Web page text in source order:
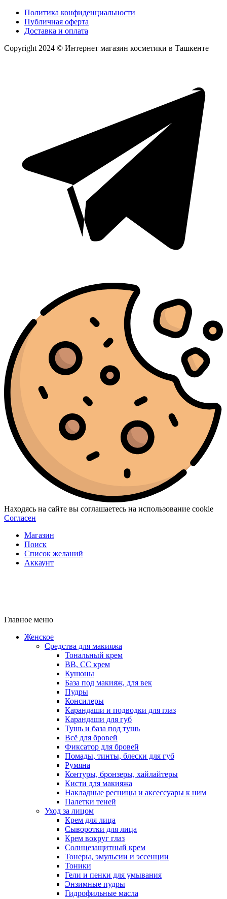
Политика конфиденциальности
Публичная оферта
Доставка и оплата
Copyright 2024 © Интернет магазин косметики в Ташкенте
Находясь на сайте вы соглашаетесь на использование cookie
Согласен
Магазин
Поиск
Список желаний
Аккаунт
Главное меню
Женское
Средства для макияжа
Тональный крем
BB, CC крем
Кушоны
База под макияж, для век
Пудры
Консилеры
Карандаши и подводки для глаз
Карандаши для губ
Тушь и база под тушь
Всё для бровей
Фиксатор для бровей
Помады, тинты, блески для губ
Румяна
Контуры, бронзеры, хайлайтеры
Кисти для макияжа
Накладные ресницы и аксессуары к ним
Палетки теней
Уход за лицом
Крем для лица
Сыворотки для лица
Крем вокруг глаз
Солнцезащитный крем
Тонеры, эмульсии и эссенции
Тоники
Гели и пенки для умывания
Энзимные пудры
Гидрофильные масла